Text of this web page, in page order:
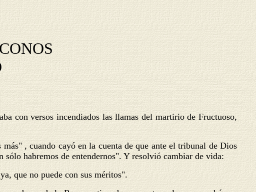
con versos incendiados las llamas del martirio de Fructuoso,
, cuando cayó en la cuenta de que ante el tribunal de Dios
sólo habremos de entendernos". Y resolvió cambiar de vida:
que no puede con sus méritos".